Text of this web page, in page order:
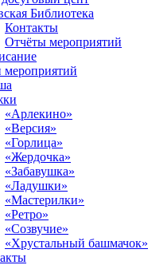
Библиотека
Контакты
Отчёты мероприятий
мероприятий
«Арлекино»
«Версия»
«Горлица»
«Жердочка»
«Забавушка»
«Ладушки»
«Мастерилки»
«Ретро»
«Созвучие»
«Хрустальный башмачок»